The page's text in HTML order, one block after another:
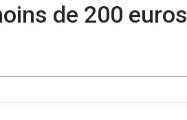
de 200 euros